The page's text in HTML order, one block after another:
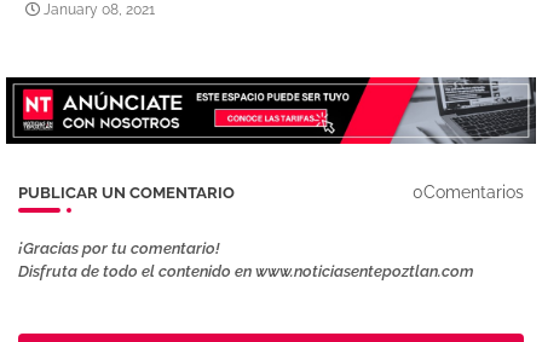
January 08, 2021
PUBLICAR UN COMENTARIO 0Comentarios
¡Gracias por tu comentario!
Disfruta de todo el contenido en www.noticiasentepoztlan.com